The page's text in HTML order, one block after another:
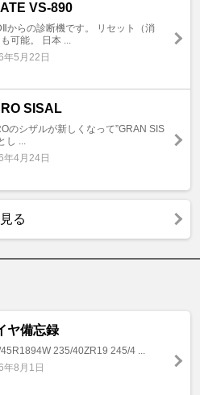
VS-890
からの診断機です。 リセット（消
可能。 日本 ...
年5月22日
SISAL
のシザルが新しくなって”GRAN SIS
し ...
年4月24日
る
ヤ備忘録
235/40ZR19 245/4 ...
年8月1日